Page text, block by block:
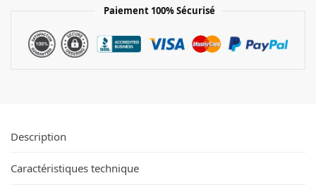
Paiement 100% Sécurisé
Description
Caractéristiques technique